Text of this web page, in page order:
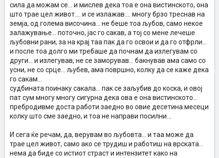
сила да можам се... и мислев дека тоа е она вистинското, она
што трае цел живот.... и се излажав.... многу брзо треснав на
земја, од голема височина... не беше тоа љубов, само некое
залажување... поточно, јас го сакав, а тој со мене лечеше
љубовни рани, за на крај таа пак да го освои и да го отфрли...
и после тоа долго ми требаше да почнам да излегувам со
други... и излегував, не се заморував... бакнував ама само со
усни, не со срце... љубев, ама површно, колку да се каже дека
го сакам...
судбината поинаку сакала... пак се заљубив до коска, и овој
пат сум многу многу сигурна дека ова е она вистинското...
пребродивме доста работи заедно во овие десетина месеци
колку што сме заедно, и тоа не направи посилни...
И сега ќе речам, да, верувам во љубовта... и таа може да
трае цел живот, само ако се трудиш и работиш на врската...
нема да биде со истиот страст и интензитет како на